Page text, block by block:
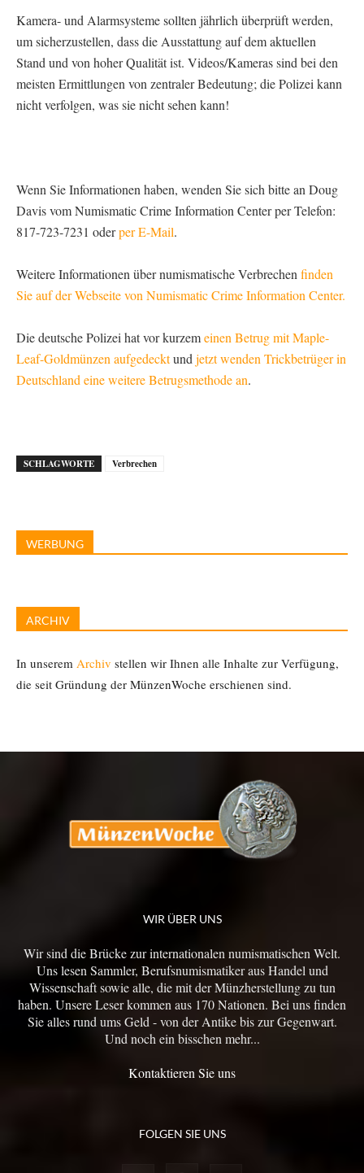
Kamera- und Alarmsysteme sollten jährlich überprüft werden,
um sicherzustellen, dass die Ausstattung auf dem aktuellen
Stand und von hoher Qualität ist. Videos/Kameras sind bei den
meisten Ermittlungen von zentraler Bedeutung; die Polizei kann
nicht verfolgen, was sie nicht sehen kann!
Wenn Sie Informationen haben, wenden Sie sich bitte an Doug
Davis vom Numismatic Crime Information Center per Telefon:
817-723-7231 oderper E-Mail.
Weitere Informationen über numismatische Verbrechen finden
Sie auf der Webseite von Numismatic Crime Information Center.
Die deutsche Polizei hat vor kurzemeinen Betrug mit Maple-
Leaf-Goldmünzen aufgedecktund jetzt wenden Trickbetrüger in
Deutschland eine weitere Betrugsmethode an.
SCHLAGWORTE Verbrechen
WERBUNG
ARCHIV
In unserem Archiv stellen wir Ihnen alle Inhalte zur Verfügung,
die seit Gründung der MünzenWoche erschienen sind.
WIR ÜBER UNS
Wir sind die Brücke zur internationalen numismatischen Welt.
Uns lesen Sammler, Berufsnumismatiker aus Handel und
Wissenschaft sowie alle, die mit der Münzherstellung zu tun
haben. Unsere Leser kommen aus 170 Nationen. Bei uns finden
Sie alles rund ums Geld - von der Antike bis zur Gegenwart.
Und noch ein bisschen mehr...
Kontaktieren Sie uns
FOLGEN SIE UNS